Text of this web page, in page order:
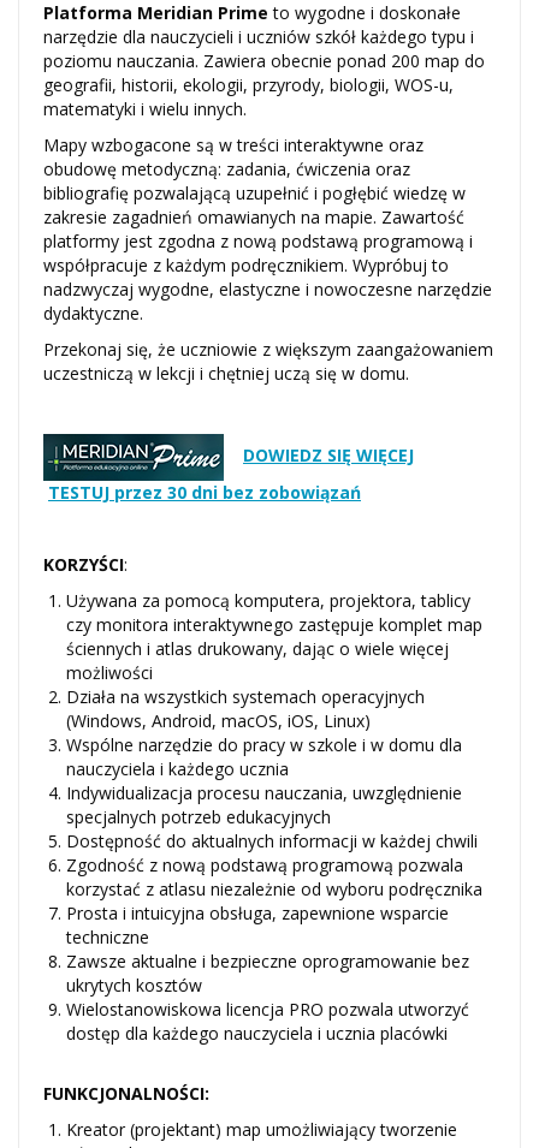
Platforma Meridian Prime to wygodne i doskonałe
narzędzie dla nauczycieli i uczniów szkół każdego typu i
poziomu nauczania. Zawiera obecnie ponad 200 map do
geografii, historii, ekologii, przyrody, biologii, WOS-u,
matematyki i wielu innych.
Mapy wzbogacone są w treści interaktywne oraz
obudowę metodyczną: zadania, ćwiczenia oraz
bibliografię pozwalającą uzupełnić i pogłębić wiedzę w
zakresie zagadnień omawianych na mapie. Zawartość
platformy jest zgodna z nową podstawą programową i
współpracuje z każdym podręcznikiem. Wypróbuj to
nadzwyczaj wygodne, elastyczne i nowoczesne narzędzie
dydaktyczne.
Przekonaj się, że uczniowie z większym zaangażowaniem
uczestniczą w lekcji i chętniej uczą się w domu.
DOWIEDZ SIĘ WIĘCEJ
TESTUJ przez 30 dni bez zobowiązań
KORZYŚCI:
Używana za pomocą komputera, projektora, tablicy
czy monitora interaktywnego zastępuje komplet map
ściennych i atlas drukowany, dając o wiele więcej
możliwości
Działa na wszystkich systemach operacyjnych
(Windows, Android, macOS, iOS, Linux)
Wspólne narzędzie do pracy w szkole i w domu dla
nauczyciela i każdego ucznia
Indywidualizacja procesu nauczania, uwzględnienie
specjalnych potrzeb edukacyjnych
Dostępność do aktualnych informacji w każdej chwili
Zgodność z nową podstawą programową pozwala
korzystać z atlasu niezależnie od wyboru podręcznika
Prosta i intuicyjna obsługa, zapewnione wsparcie
techniczne
Zawsze aktualne i bezpieczne oprogramowanie bez
ukrytych kosztów
Wielostanowiskowa licencja PRO pozwala utworzyć
dostęp dla każdego nauczyciela i ucznia placówki
FUNKCJONALNOŚCI:
Kreator (projektant) map umożliwiający tworzenie